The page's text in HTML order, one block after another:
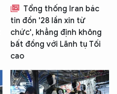
Tổng thống Iran bác
tin đồn '28 lần xin từ
chức', khẳng định không
bất đồng với Lãnh tụ Tối
cao